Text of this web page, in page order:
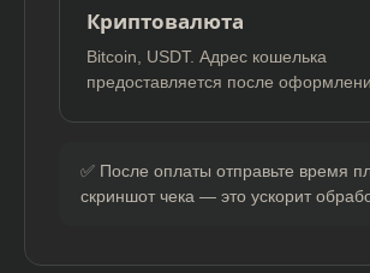
Криптовалюта
Bitcoin, USDT. Адрес кошелька
предоставляется после
✅ После оплаты отправьте время
скриншот чека — это ускорит